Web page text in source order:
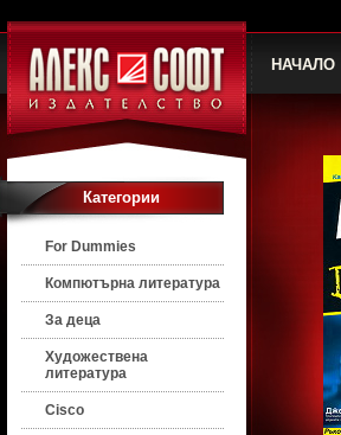
НАЧАЛО
Категории
For Dummies
Компютърна литература
За деца
Художествена
литература
Cisco